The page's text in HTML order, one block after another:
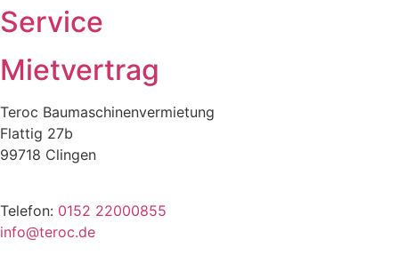
Service
Mietvertrag
Teroc Baumaschinenvermietung
Flattig 27b
99718 Clingen
Telefon: 0152 22000855
info@teroc.de